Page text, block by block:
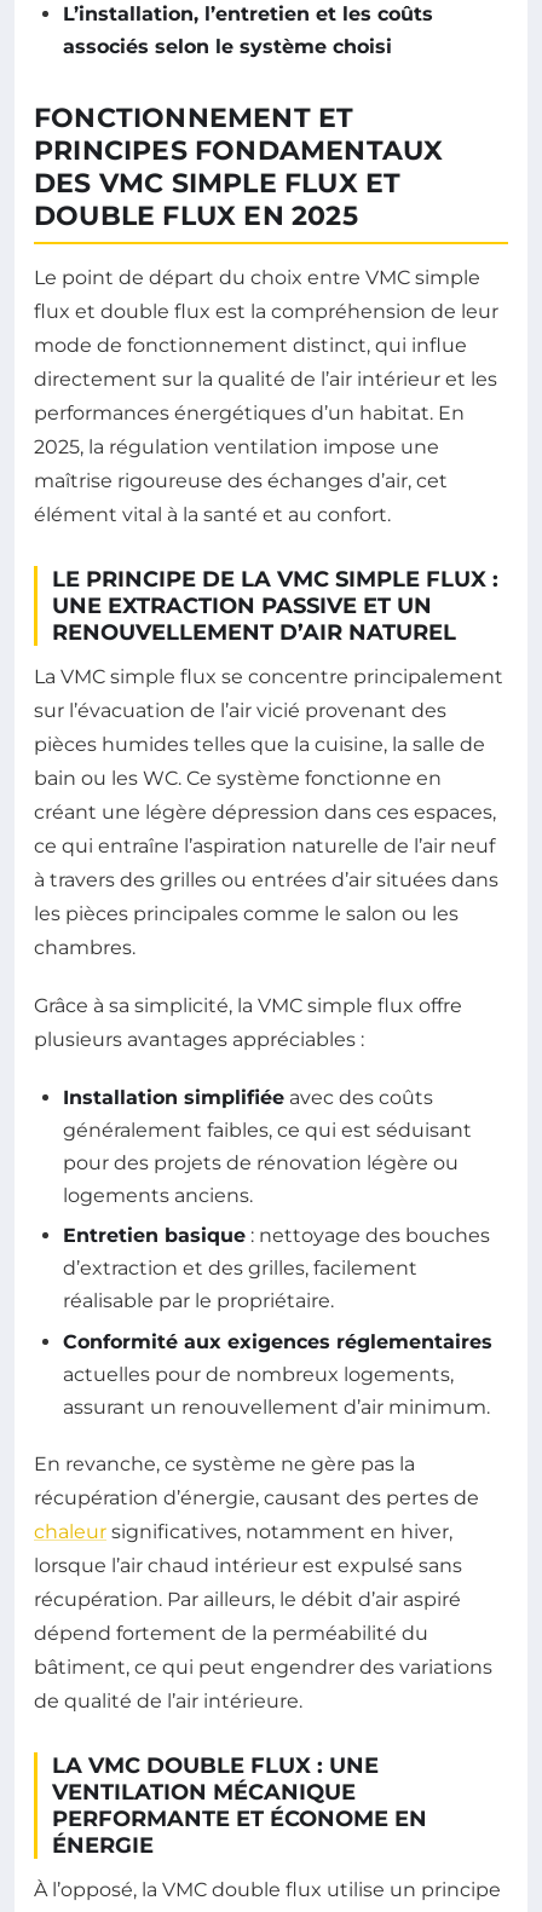
L’installation, l’entretien et les coûts
associés selon le système choisi
FONCTIONNEMENT ET
PRINCIPES FONDAMENTAUX
DES VMC SIMPLE FLUX ET
DOUBLE FLUX EN 2025
Le point de départ du choix entre VMC simple
flux et double flux est la compréhension de leur
mode de fonctionnement distinct, qui influe
directement sur la qualité de l’air intérieur et les
performances énergétiques d’un habitat. En
2025, la régulation ventilation impose une
maîtrise rigoureuse des échanges d’air, cet
élément vital à la santé et au confort.
LE PRINCIPE DE LA VMC SIMPLE FLUX :
UNE EXTRACTION PASSIVE ET UN
RENOUVELLEMENT D’AIR NATUREL
La VMC simple flux se concentre principalement
sur l’évacuation de l’air vicié provenant des
pièces humides telles que la cuisine, la salle de
bain ou les WC. Ce système fonctionne en
créant une légère dépression dans ces espaces,
ce qui entraîne l’aspiration naturelle de l’air neuf
à travers des grilles ou entrées d’air situées dans
les pièces principales comme le salon ou les
chambres.
Grâce à sa simplicité, la VMC simple flux offre
plusieurs avantages appréciables :
Installation simplifiée avec des coûts
généralement faibles, ce qui est séduisant
pour des projets de rénovation légère ou
logements anciens.
Entretien basique : nettoyage des bouches
d’extraction et des grilles, facilement
réalisable par le propriétaire.
Conformité aux exigences réglementaires
actuelles pour de nombreux logements,
assurant un renouvellement d’air minimum.
En revanche, ce système ne gère pas la
récupération d’énergie, causant des pertes de
chaleur significatives, notamment en hiver,
lorsque l’air chaud intérieur est expulsé sans
récupération. Par ailleurs, le débit d’air aspiré
dépend fortement de la perméabilité du
bâtiment, ce qui peut engendrer des variations
de qualité de l’air intérieure.
LA VMC DOUBLE FLUX : UNE
VENTILATION MÉCANIQUE
PERFORMANTE ET ÉCONOME EN
ÉNERGIE
À l’opposé, la VMC double flux utilise un principe